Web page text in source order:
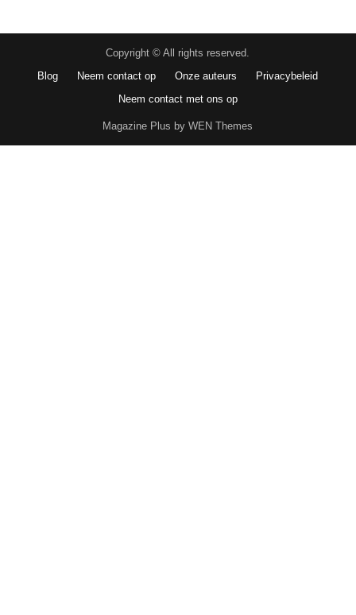
Copyright © All rights reserved.
Blog
Neem contact op Onze auteurs
Privacybeleid
Neem contact met ons op
Magazine Plus by WEN Themes